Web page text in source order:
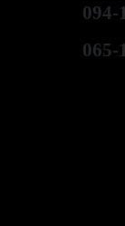
094-
065-